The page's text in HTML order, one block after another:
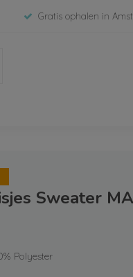
Gratis ophalen in
Sweater
Polyester